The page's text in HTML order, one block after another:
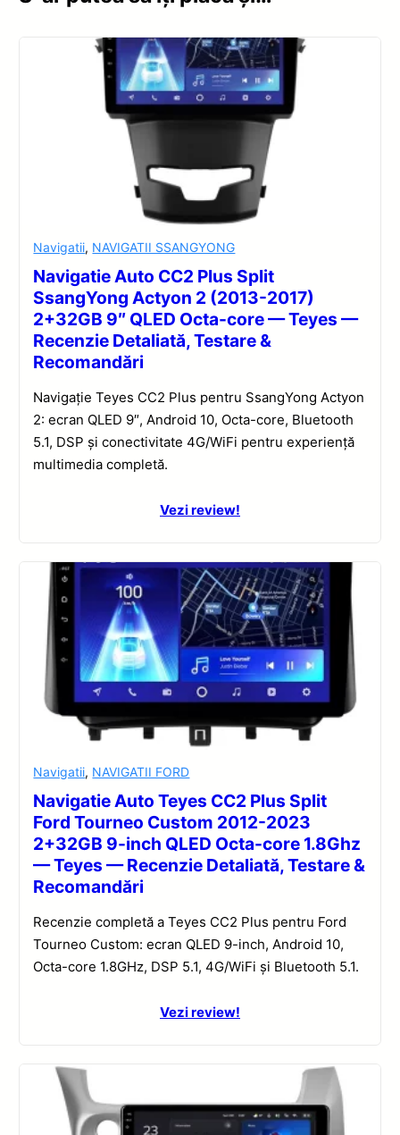
Navigatii, NAVIGATII SSANGYONG
Navigatie Auto CC2 Plus Split
SsangYong Actyon 2 (2013-2017)
2+32GB 9″ QLED Octa-core — Teyes —
Recenzie Detaliată, Testare &
Recomandări
Navigație Teyes CC2 Plus pentru SsangYong Actyon
2: ecran QLED 9″, Android 10, Octa-core, Bluetooth
5.1, DSP și conectivitate 4G/WiFi pentru experiență
multimedia completă.
Vezi review!
Navigatii, NAVIGATII FORD
Navigatie Auto Teyes CC2 Plus Split
Ford Tourneo Custom 2012-2023
2+32GB 9-inch QLED Octa-core 1.8Ghz
— Teyes — Recenzie Detaliată, Testare &
Recomandări
Recenzie completă a Teyes CC2 Plus pentru Ford
Tourneo Custom: ecran QLED 9-inch, Android 10,
Octa-core 1.8GHz, DSP 5.1, 4G/WiFi și Bluetooth 5.1.
Vezi review!